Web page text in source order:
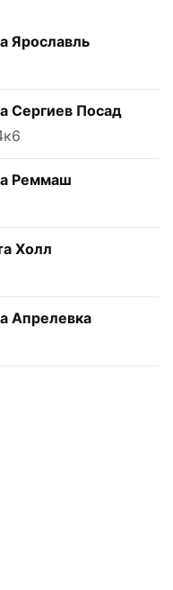
Ярославль
Сергиев Посад
Реммаш
Холл
Апрелевка